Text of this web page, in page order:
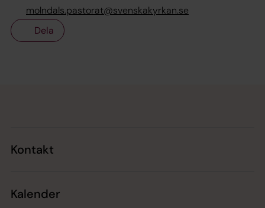
molndals.pastorat@svenskakyrkan.se
Dela
Kontakt
Kalender